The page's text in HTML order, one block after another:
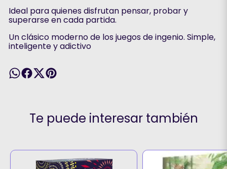
Ideal para quienes disfrutan pensar, probar y
superarse en cada partida.
Un clásico moderno de los juegos de ingenio. Simple,
inteligente y adictivo
Te puede interesar también